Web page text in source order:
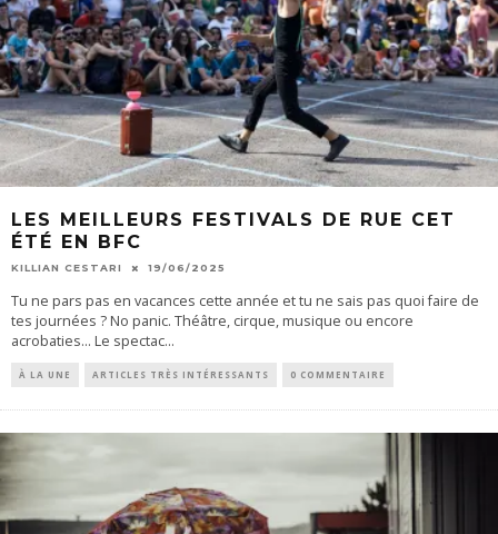
LES MEILLEURS FESTIVALS DE RUE CET
ÉTÉ EN BFC
KILLIAN CESTARI 19/06/2025
Tu ne pars pas en vacances cette année et tu ne sais pas quoi faire de
tes journées ? No panic. Théâtre, cirque, musique ou encore
acrobaties… Le spectac...
À LA UNE ARTICLES TRÈS INTÉRESSANTS 0 COMMENTAIRE